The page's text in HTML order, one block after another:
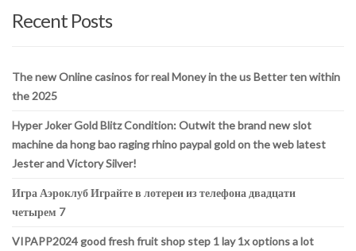
Recent Posts
The new Online casinos for real Money in the us Better ten within
the 2025
Hyper Joker Gold Blitz Condition: Outwit the brand new slot
machine da hong bao raging rhino paypal gold on the web latest
Jester and Victory Silver!
Игра Аэроклуб Играйте в лотереи из телефона двадцати
четырем 7
VIPAPP2024 good fresh fruit shop step 1 lay 1x options a lot